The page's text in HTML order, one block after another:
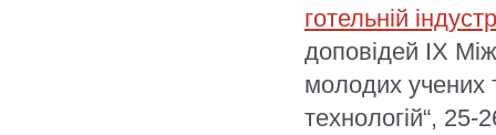
готельній
доповідей ІX
молодих учених
технологій“,